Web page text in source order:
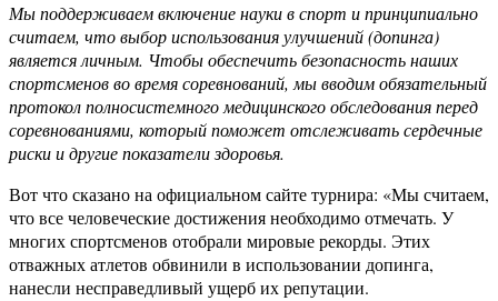
Мы поддерживаем включение науки в спорт и принципиально
считаем, что выбор использования улучшений (допинга)
является личным. Чтобы обеспечить безопасность наших
спортсменов во время соревнований, мы вводим обязательный
протокол полносистемного медицинского обследования перед
соревнованиями, который поможет отслеживать сердечные
риски и другие показатели здоровья.
Вот что сказано на официальном сайте турнира: «Мы считаем,
что все человеческие достижения необходимо отмечать. У
многих спортсменов отобрали мировые рекорды. Этих
отважных атлетов обвинили в использовании допинга,
нанесли несправедливый ущерб их репутации.